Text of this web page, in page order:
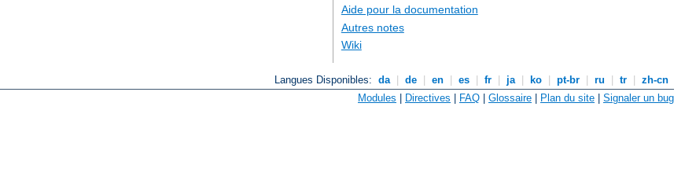
Aide pour la documentation
Autres notes
Wiki
Langues Disponibles: da de en es fr ja ko pt-br ru tr
zh-cn
Modules | Directives | FAQ | Glossaire | Plan du site | Signaler un bug